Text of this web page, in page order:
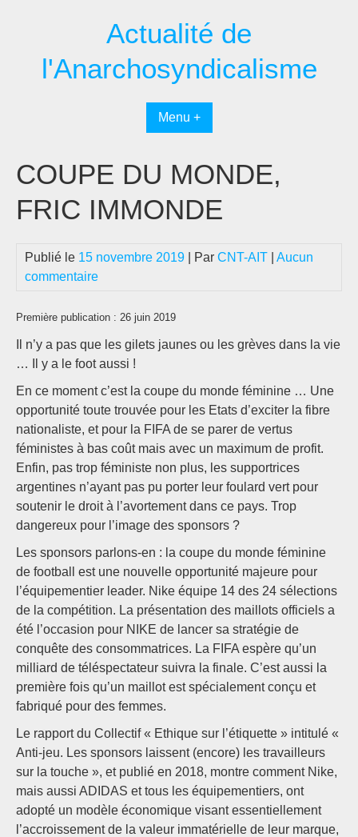
Actualité de
l'Anarchosyndicalisme
Menu +
COUPE DU MONDE,
FRIC IMMONDE
Publié le 15 novembre 2019 | Par CNT-AIT
Aucun
commentaire
Première publication : 26 juin 2019
Il n’y a pas que les gilets jaunes ou les grèves dans la vie
… Il y a le foot aussi !
En ce moment c’est la coupe du monde féminine … Une
opportunité toute trouvée pour les Etats d’exciter la fibre
nationaliste, et pour la FIFA de se parer de vertus
féministes à bas coût mais avec un maximum de profit.
Enfin, pas trop féministe non plus, les supportrices
argentines n’ayant pas pu porter leur foulard vert pour
soutenir le droit à l’avortement dans ce pays. Trop
dangereux pour l’image des sponsors ?
Les sponsors parlons-en : la coupe du monde féminine
de football est une nouvelle opportunité majeure pour
l’équipementier leader. Nike équipe 14 des 24 sélections
de la compétition. La présentation des maillots officiels a
été l’occasion pour NIKE de lancer sa stratégie de
conquête des consommatrices. La FIFA espère qu’un
milliard de téléspectateur suivra la finale. C’est aussi la
première fois qu’un maillot est spécialement conçu et
fabriqué pour des femmes.
Le rapport du Collectif « Ethique sur l’étiquette » intitulé «
Anti-jeu. Les sponsors laissent (encore) les travailleurs
sur la touche », et publié en 2018, montre comment Nike,
mais aussi ADIDAS et tous les équipementiers, ont
adopté un modèle économique visant essentiellement
l’accroissement de la valeur immatérielle de leur marque,